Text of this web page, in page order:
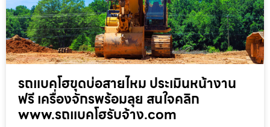
รถแบคโฮขุดบ่อสายไหม ประเมินหน้างาน
ฟรี เครื่องจักรพร้อมลุย สนใจคลิก
www.รถแบคโฮรับจ้าง.com